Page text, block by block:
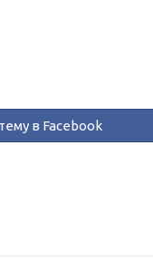
в Facebook